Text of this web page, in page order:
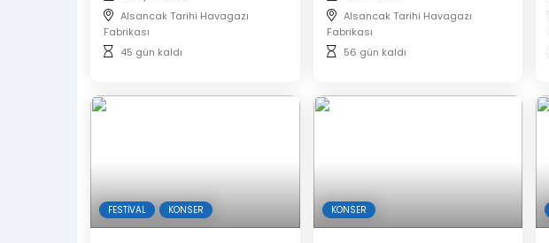
Alsancak Tarihi Havagazı
Fabrikası
45 gün kaldı
Alsancak Tarihi Havagazı
Fabrikası
56 gün kaldı
FESTIVAL KONSER KONSER